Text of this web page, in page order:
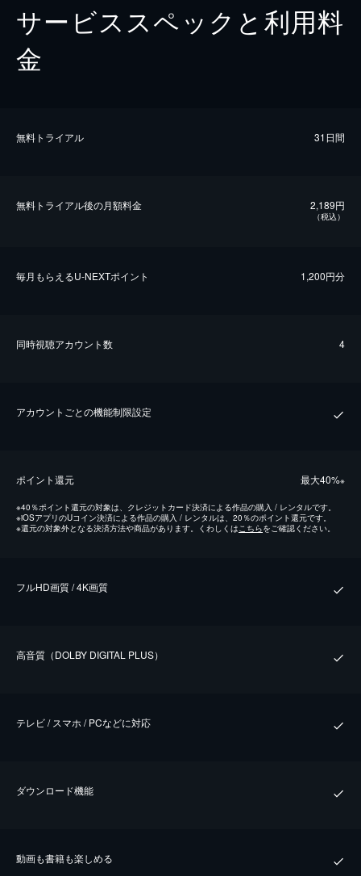
サービススペックと利用料
金
無料トライアル 31日間
無料トライアル後の⽉額料金 2,189円
（税込）
毎⽉もらえるU-NEXTポイント 1,200円分
同時視聴アカウント数 4
アカウントごとの機能制限設定
ポイント還元 最⼤40%※
※40％ポイント還元の対象は、クレジットカード決済による作品の購入 / レンタルです。
※iOSアプリのUコイン決済による作品の購入 / レンタルは、20％のポイント還元です。
※還元の対象外となる決済方法や商品があります。くわしくは こちらをご確認ください。
フルHD画質 / 4K画質
⾼⾳質（DOLBY DIGITAL PLUS）
テレビ / スマホ / PCなどに対応
ダウンロード機能
動画も書籍も楽しめる